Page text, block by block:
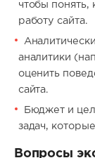
чтобы понять,
работу сайта.
аналитики
оценить
сайта.
Бюджет и
задач,
Вопросы